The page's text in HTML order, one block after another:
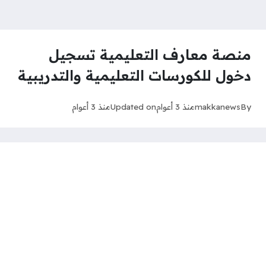
منصة معارف التعليمية تسجيل
دخول للكورسات التعليمية والتدريبية
By
makkanewsمنذ 3 أعوام Updated onمنذ 3 أعوام